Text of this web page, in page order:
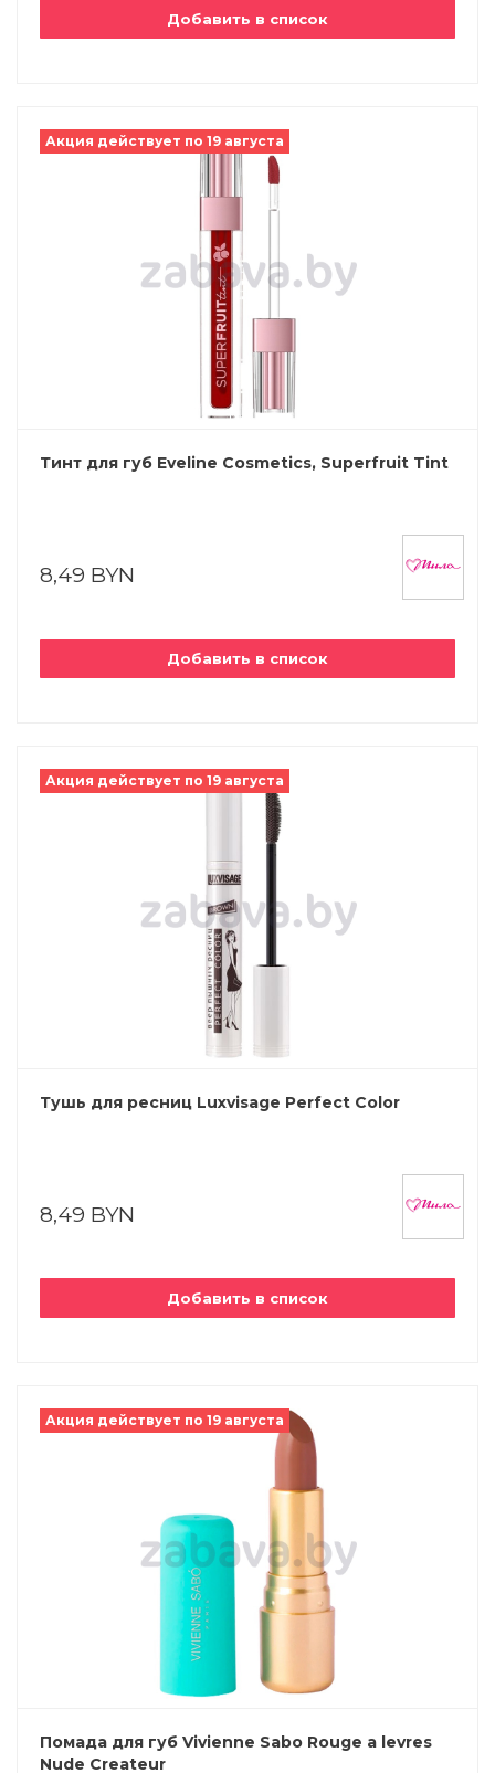
Добавить в список
Акция действует по 19 августа
Тинт для губ Eveline Cosmetics, Superfruit Tint
8,49 BYN
Добавить в список
Акция действует по 19 августа
Тушь для ресниц Luxvisage Perfect Color
8,49 BYN
Добавить в список
Акция действует по 19 августа
Помада для губ Vivienne Sabo Rouge a levres
Nude Createur